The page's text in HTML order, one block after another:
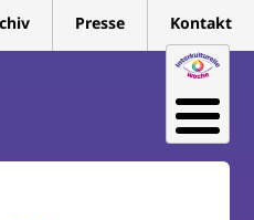
Presse Kontakt